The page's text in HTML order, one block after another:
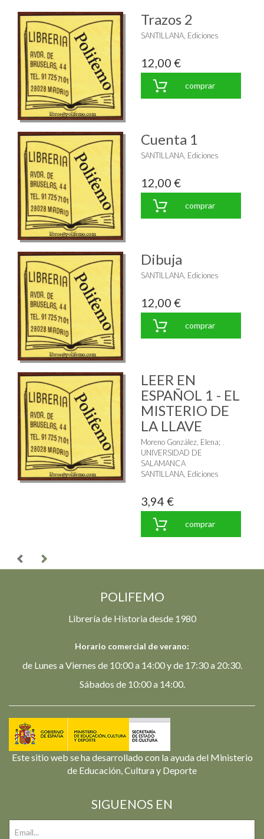
Trazos 2
SANTILLANA, Ediciones
12,00 €
comprar
Cuenta 1
SANTILLANA, Ediciones
12,00 €
comprar
Dibuja
SANTILLANA, Ediciones
12,00 €
comprar
LEER EN
ESPAÑOL 1 - EL
MISTERIO DE
LA LLAVE
Moreno González, Elena;
UNIVERSIDAD DE
SALAMANCA
SANTILLANA, Ediciones
3,94 €
comprar
POLIFEMO
Librería de Historia desde 1980
Horario comercial de verano:
de Lunes a Viernes de 10:00 a 14:00 y de 17:30 a 20:30.
Sábados de 10:00 a 14:00.
Este sitio web se ha desarrollado con la ayuda del Ministerio
de Educación, Cultura y Deporte
SIGUENOS EN